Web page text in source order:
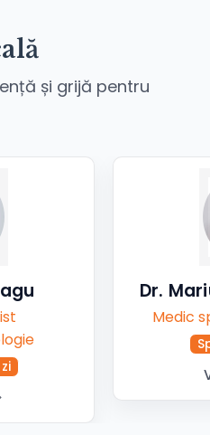
și grijă pentru
Dr.
Medic